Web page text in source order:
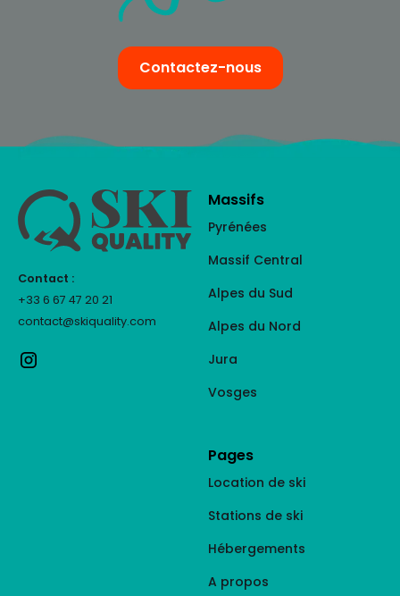
Contactez-nous
Contact :
+33 6 67 47 20 21
contact@skiquality.com
Massifs
Pyrénées
Massif Central
Alpes du Sud
Alpes du Nord
Jura
Vosges
Pages
Location de ski
Stations de ski
Hébergements
A propos